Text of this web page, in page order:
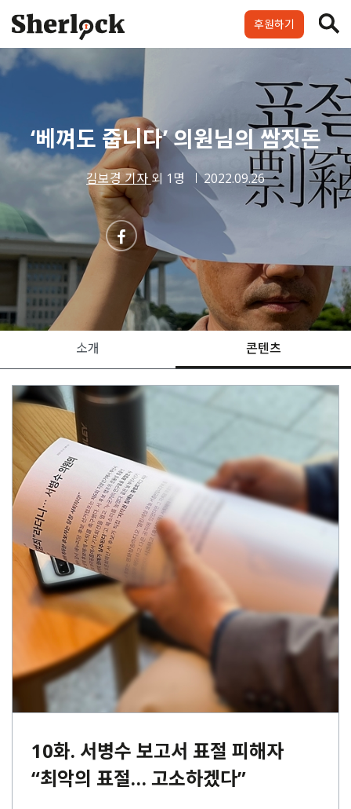
content
셜록요원 프로젝트
후원하기
‘베껴도 줍니다’ 의원님의 쌈짓돈
김보경 기자 외 1명 2022.09.26
소개 콘텐츠
10화. 서병수 보고서 표절 피해자
“최악의 표절… 고소하겠다”